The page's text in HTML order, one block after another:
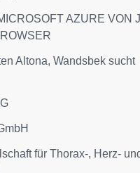
AZURE VON
Altona, Wandsbek sucht
für Thorax-, Herz-